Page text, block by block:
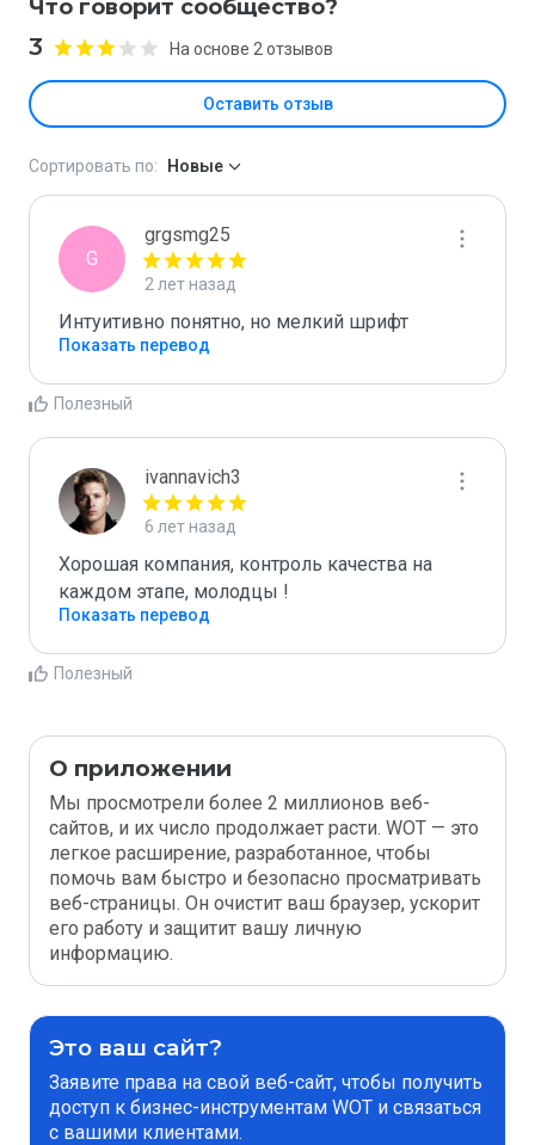
Что говорит сообщество?
3 На основе 2 отзывов
Оставить отзыв
Сортировать по: Новые
G
grgsmg25
2 лет назад
Интуитивно понятно, но мелкий шрифт
Показать перевод
Полезный
ivannavich3
6 лет назад
Хорошая компания, контроль качества на
каждом этапе, молодцы !
Показать перевод
Полезный
О приложении
Мы просмотрели более 2 миллионов веб-
сайтов, и их число продолжает расти. WOT — это
легкое расширение, разработанное, чтобы
помочь вам быстро и безопасно просматривать
веб-страницы. Он очистит ваш браузер, ускорит
его работу и защитит вашу личную
информацию.
Это ваш сайт?
Заявите права на свой веб-сайт, чтобы получить
доступ к бизнес-инструментам WOT и связаться
с вашими клиентами.